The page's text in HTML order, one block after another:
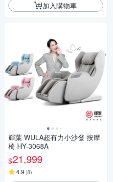
加入購物車
輝葉 WULA超有力小沙發 按摩
椅 HY-3068A
$21,999
4.9 (8)